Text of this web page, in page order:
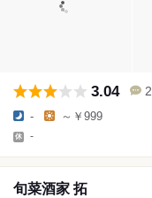
3.04 2
- ～￥999
-
旬菜酒家 拓